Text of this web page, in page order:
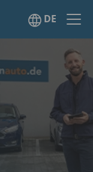
DE